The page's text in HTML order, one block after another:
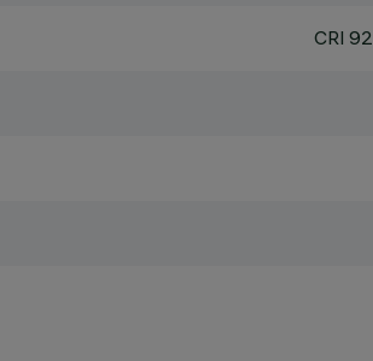
CRI 92